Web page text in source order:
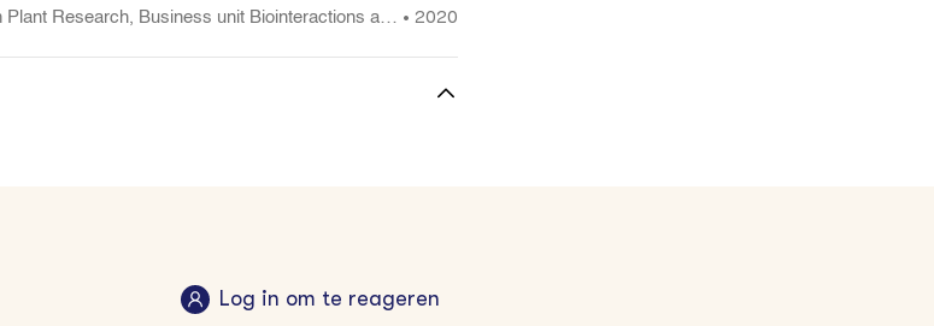
Plant Research, Business unit Biointeractions an
•2020
Log in om te reageren